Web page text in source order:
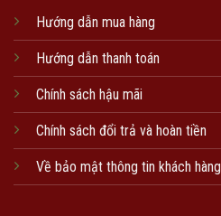
Hướng dẫn mua hàng
Hướng dẫn thanh toán
Chính sách hậu mãi
Chính sách đổi trả và hoàn tiền
Về bảo mật thông tin khách hàng